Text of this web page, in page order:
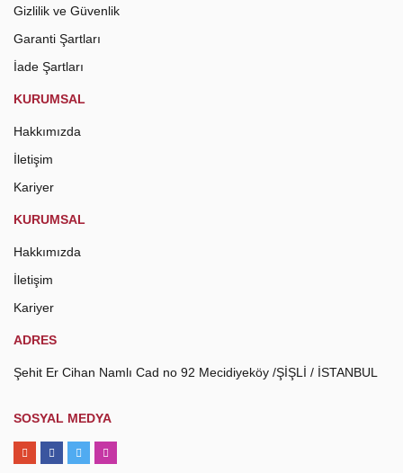
Gizlilik ve Güvenlik
Garanti Şartları
İade Şartları
KURUMSAL
Hakkımızda
İletişim
Kariyer
KURUMSAL
Hakkımızda
İletişim
Kariyer
ADRES
Şehit Er Cihan Namlı Cad no 92 Mecidiyeköy /ŞİŞLİ / İSTANBUL
SOSYAL MEDYA